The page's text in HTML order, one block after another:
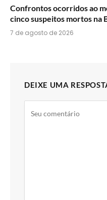
Confrontos ocorridos ao
cinco suspeitos mortos na
7 de agosto de 2026
DEIXE UMA